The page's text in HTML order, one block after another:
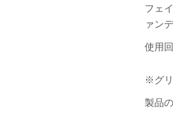
フェ
ァン
使用
※グ
製品